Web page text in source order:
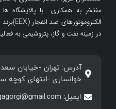
مفتخر به همکاری با پالایشگاه
در زمینه نفت و گاز، پتروشیمی به
آدرس: تهران -خیابان
خوانساری -انتهای کوچه
ایمیل: megagorgi@gmail.com